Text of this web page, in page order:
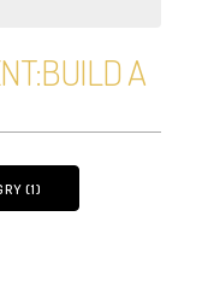
A
(1)